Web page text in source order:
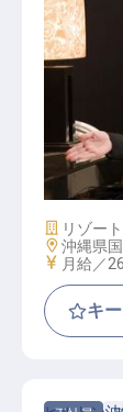
フロン
施設業態
リゾー
勤務地
沖縄県
給与
月給／
キ